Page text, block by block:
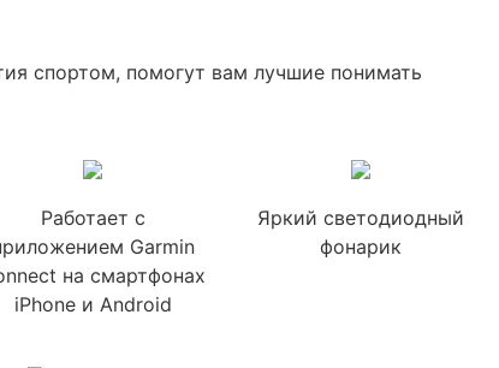
спортом, помогут вам лучшие понимать
Работает с
Garmin
на смартфонах
iPhone и Android
Яркий светодиодный
фонарик